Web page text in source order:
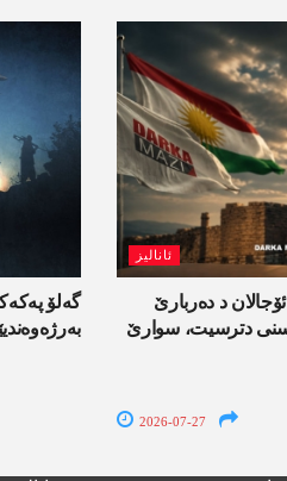
گەلۆ
ئانالیز
د دەربارێ
دترسیت، سوارێ
2026-07-27